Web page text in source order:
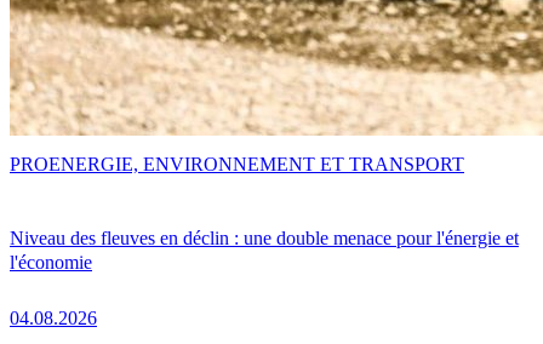
Niveau des fleuves en déclin : une double menace pour l'énergie et
l'économie
04.08.2026
PROENERGIE, ENVIRONNEMENT ET TRANSPORT